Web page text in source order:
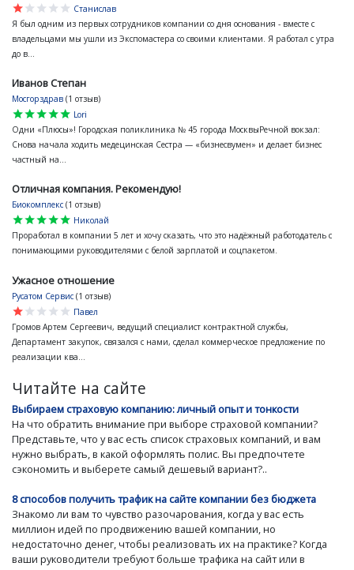
star
star
star
star
star
Станислав
Я был одним из первых сотрудников компании со дня основания - вместе с
владельцами мы ушли из Экспомастера со своими клиентами. Я работал с утра
до в...
Иванов Степан
Мосгорздрав (1 отзыв)
star
star
star
star
star
Lori
Одни «Плюсы»! Городская поликлиника № 45 города МосквыРечной вокзал:
Снова начала ходить медецинская Сестра — «бизнесвумен» и делает бизнес
частный на...
Отличная компания. Рекомендую!
Биокомплекс (1 отзыв)
star
star
star
star
star
Николай
Проработал в компании 5 лет и хочу сказать, что это надёжный работодатель с
понимающими руководителями с белой зарплатой и соцпакетом.
Ужасное отношение
Русатом Сервис (1 отзыв)
star
star
star
star
star
Павел
Громов Артем Сергеевич, ведущий специалист контрактной службы,
Департамент закупок, связался с нами, сделал коммерческое предложение по
реализации ква...
Читайте на сайте
Выбираем страховую компанию: личный опыт и тонкости
На что обратить внимание при выборе страховой компании?
Представьте, что у вас есть список страховых компаний, и вам
нужно выбрать, в какой оформлять полис. Вы предпочтете
сэкономить и выберете самый дешевый вариант?..
8 способов получить трафик на сайте компании без бюджета
Знакомо ли вам то чувство разочарования, когда у вас есть
миллион идей по продвижению вашей компании, но
недостаточно денег, чтобы реализовать их на практике? Когда
ваши руководители требуют больше трафика на сайт или в